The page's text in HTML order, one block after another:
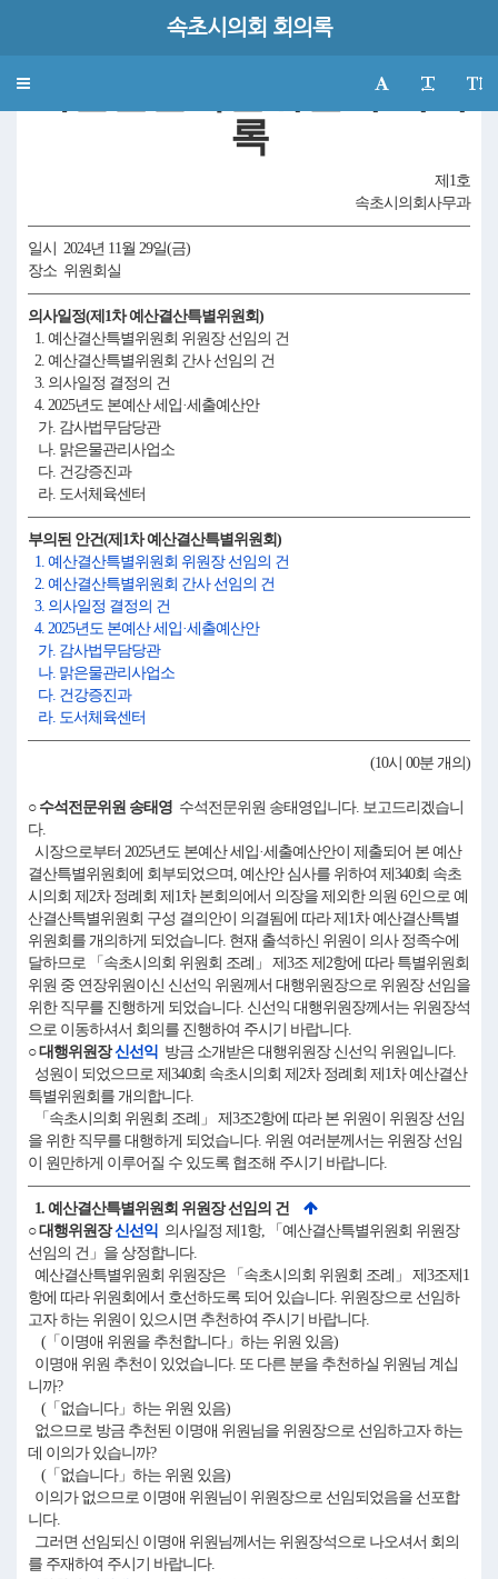
속초시의회 회의록
Toggle
제340회 속초시의회(제2차 정례회)
예산결산특별위원회 회의
록
제1호
속초시의회사무과
일시 2024년 11월 29일(금)
장소 위원회실
의사일정(제1차 예산결산특별위원회)
1. 예산결산특별위원회 위원장 선임의 건
2. 예산결산특별위원회 간사 선임의 건
3. 의사일정 결정의 건
4. 2025년도 본예산 세입·세출예산안
가. 감사법무담당관
나. 맑은물관리사업소
다. 건강증진과
라. 도서체육센터
부의된 안건(제1차 예산결산특별위원회)
1. 예산결산특별위원회 위원장 선임의 건
2. 예산결산특별위원회 간사 선임의 건
3. 의사일정 결정의 건
4. 2025년도 본예산 세입·세출예산안
가. 감사법무담당관
나. 맑은물관리사업소
다. 건강증진과
라. 도서체육센터
(10시 00분 개의)
○ 수석전문위원 송태영 수석전문위원 송태영입니다. 보고드리겠습니
다.
시장으로부터 2025년도 본예산 세입·세출예산안이 제출되어 본 예산
결산특별위원회에 회부되었으며, 예산안 심사를 위하여 제340회 속초
시의회 제2차 정례회 제1차 본회의에서 의장을 제외한 의원 6인으로 예
산결산특별위원회 구성 결의안이 의결됨에 따라 제1차 예산결산특별
위원회를 개의하게 되었습니다. 현재 출석하신 위원이 의사 정족수에
달하므로 「속초시의회 위원회 조례」 제3조 제2항에 따라 특별위원회
위원 중 연장위원이신 신선익 위원께서 대행위원장으로 위원장 선임을
위한 직무를 진행하게 되었습니다. 신선익 대행위원장께서는 위원장석
으로 이동하셔서 회의를 진행하여 주시기 바랍니다.
○ 대행위원장신선익 방금 소개받은 대행위원장 신선익 위원입니다.
성원이 되었으므로 제340회 속초시의회 제2차 정례회 제1차 예산결산
특별위원회를 개의합니다.
「속초시의회 위원회 조례」 제3조2항에 따라 본 위원이 위원장 선임
을 위한 직무를 대행하게 되었습니다. 위원 여러분께서는 위원장 선임
이 원만하게 이루어질 수 있도록 협조해 주시기 바랍니다.
1. 예산결산특별위원회 위원장 선임의 건
○ 대행위원장신선익 의사일정 제1항, 「예산결산특별위원회 위원장
선임의 건」을 상정합니다.
예산결산특별위원회 위원장은 「속초시의회 위원회 조례」 제3조제1
항에 따라 위원회에서 호선하도록 되어 있습니다. 위원장으로 선임하
고자 하는 위원이 있으시면 추천하여 주시기 바랍니다.
(「이명애 위원을 추천합니다」하는 위원 있음)
이명애 위원 추천이 있었습니다. 또 다른 분을 추천하실 위원님 계십
니까?
(「없습니다」하는 위원 있음)
없으므로 방금 추천된 이명애 위원님을 위원장으로 선임하고자 하는
데 이의가 있습니까?
(「없습니다」하는 위원 있음)
이의가 없으므로 이명애 위원님이 위원장으로 선임되었음을 선포합
니다.
그러면 선임되신 이명애 위원님께서는 위원장석으로 나오셔서 회의
를 주재하여 주시기 바랍니다.